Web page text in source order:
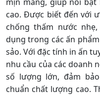
cao. Được biết đến với
chống thấm nước
dụng trong các ấn
sảo. Với đặc tính in ấn
nhu cầu của các doanh
số lượng lớn, đảm
chuẩn chất lượng cao.